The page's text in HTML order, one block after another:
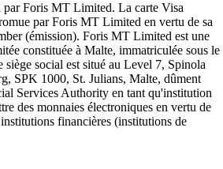
par Foris MT Limited. La carte Visa
par Foris MT Limited en vertu de sa
(émission). Foris MT Limited est une
constituée à Malte, immatriculée sous le
social est situé au Level 7, Spinola
SPK 1000, St. Julians, Malte, dûment
Services Authority en tant qu'institution
des monnaies électroniques en vertu de
financières (institutions de